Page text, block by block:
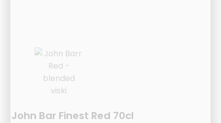
John Bar Finest Red 70cl